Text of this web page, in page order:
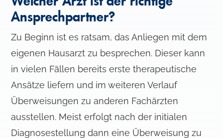
Ansprechpartner?
Zu Beginn ist es ratsam, das Anliegen mit dem
eigenen Hausarzt zu besprechen. Dieser kann
in vielen Fällen bereits erste therapeutische
Ansätze liefern und im weiteren Verlauf
Überweisungen zu anderen Fachärzten
ausstellen. Meist erfolgt nach der initialen
Diagnosestellung dann eine Überweisung zu